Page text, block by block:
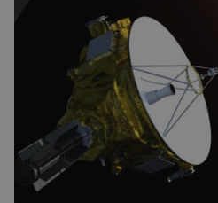
bezpečnostní experti
méně nápadné riziko.
odborníků by už během
pokročilé systémy AI
kybernetické útoky […]